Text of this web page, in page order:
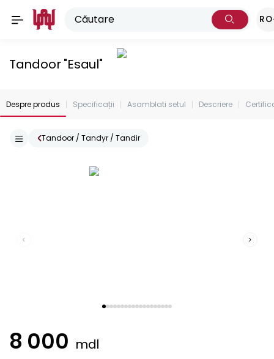
RO
Tandoor "Esaul"
Despre produs Specificații Asamblati setul Descriere
Tandoor / Tandyr / Tandir
8 000 mdl